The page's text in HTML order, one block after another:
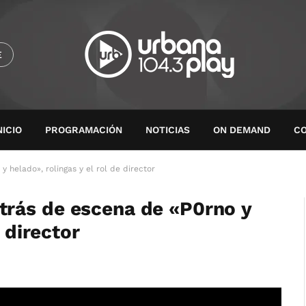
PROGRAMACIÓN NOTICIAS ON DEMAND
y helado», rolingas y el rol de director
de escena de «P0rno y
director